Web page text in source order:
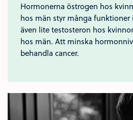
Hormonerna östrogen hos
hos män styr många
även lite testosteron hos
hos män. Att minska
behandla cancer.